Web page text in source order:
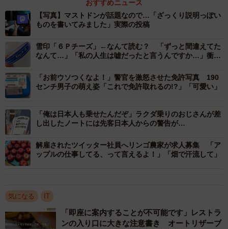
おすすめニュース
【写真】マストドンが話題なので…「ざっくり説明っぽい
ものを書いてみました」実際の投稿
雪印「６Ｐチーズ」←なんて読む？ 「ずっと間違えてた
なんて…」「私の人生は嘘だったと言うんですか…」衝撃
「お前ウソつくなよ！」警官を激怒させた免許写真 190
センチ男子の萌え姿「これで免許取れるの!?」「可愛い」
「俺は日本人も乗せたんだぞ」ラクダ乗りのおじさんが差
し出したノートには先客日本人からの警告が…
解雇されたツイッター社員へリンゴ農家が求人募集 「ア
ップルの仕事してる、って言えるよ！」「畑で汗流して」
気になる IT
「即座に案内することが不可能です」レストラ
ンの入り口に大きな注意書き オートリザーブ